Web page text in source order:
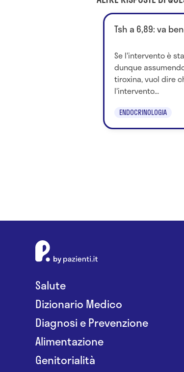
Tsh a 6,89: va
Se l'intervento è
dunque
tiroxina, vuol dire
l'intervento...
ENDOCRINOLOGIA
Salute
Dizionario Medico
Diagnosi e Prevenzione
Alimentazione
Genitorialità